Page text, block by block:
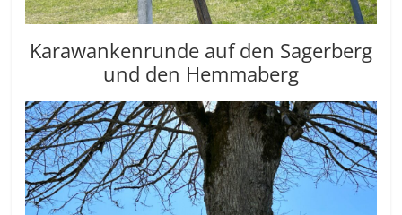
Karawankenrunde auf den Sagerberg
und den Hemmaberg